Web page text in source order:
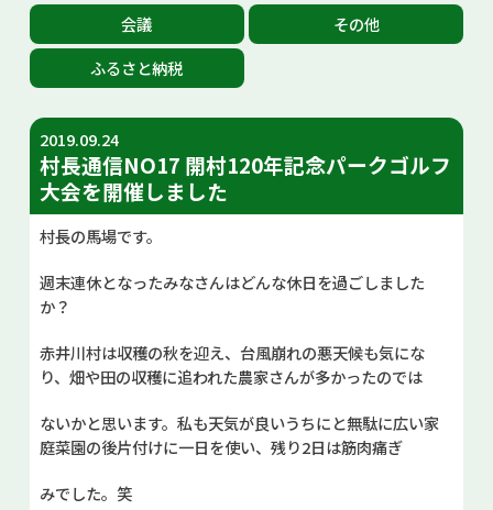
Select Language▼
会議
その他
ふるさと納税
2019.09.24
村長通信NO17 開村120年記念パークゴルフ
大会を開催しました
村長の馬場です。
週末連休となったみなさんはどんな休日を過ごしました
か？
赤井川村は収穫の秋を迎え、台風崩れの悪天候も気にな
り、畑や田の収穫に追われた農家さんが多かったのでは
ないかと思います。私も天気が良いうちにと無駄に広い家
庭菜園の後片付けに一日を使い、残り2日は筋肉痛ぎ
みでした。笑